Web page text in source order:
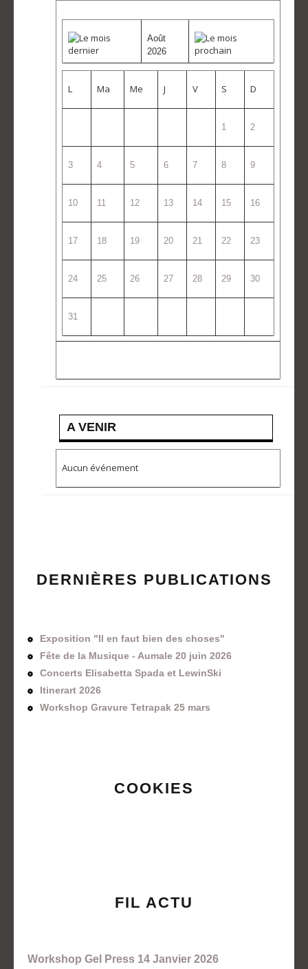
Août
2026
L Ma Me J V S D
1 2
3 4 5 6 7 8 9
10 11 12 13 14 15 16
17 18 19 20 21 22 23
24 25 26 27 28 29 30
31
A VENIR
Aucun événement
DERNIÈRES PUBLICATIONS
Exposition "Il en faut bien des choses"
Fête de la Musique - Aumale 20 juin 2026
Concerts Elisabetta Spada et LewinSki
Itinerart 2026
Workshop Gravure Tetrapak 25 mars
COOKIES
FIL ACTU
Workshop Gel Press 14 Janvier 2026